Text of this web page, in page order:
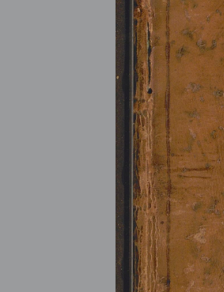
professeur de physique expérimentale
province de Languedoc ... - Bertholon,